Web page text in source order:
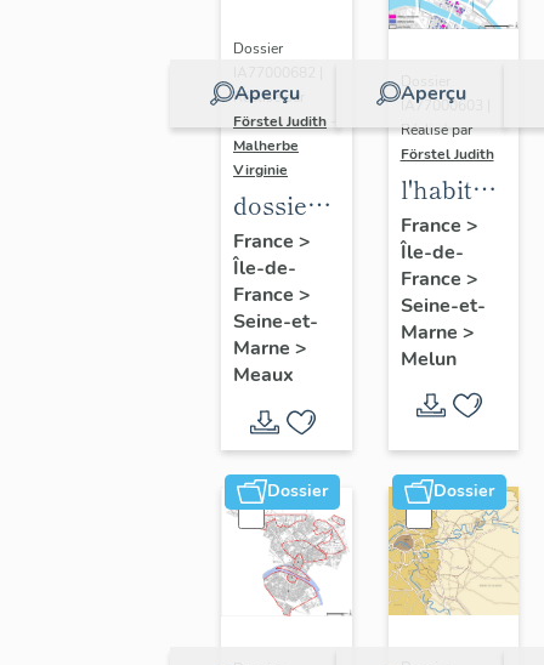
Aperçu
Dossier
Réalisé par
Förstel Judith
Malherbe
Virginie
dossier
collectif
sur les
cours
communes
du
Faubourg
Saint-
Nicolas
France >
Île-de-
France >
Seine-et-
Marne >
Meaux
Aperçu
IA77000603 |
Réalisé par
Förstel Judith
l'habitat
à Melun
France >
Île-de-
France >
Seine-et-
Marne >
Melun
Dossier Dossier